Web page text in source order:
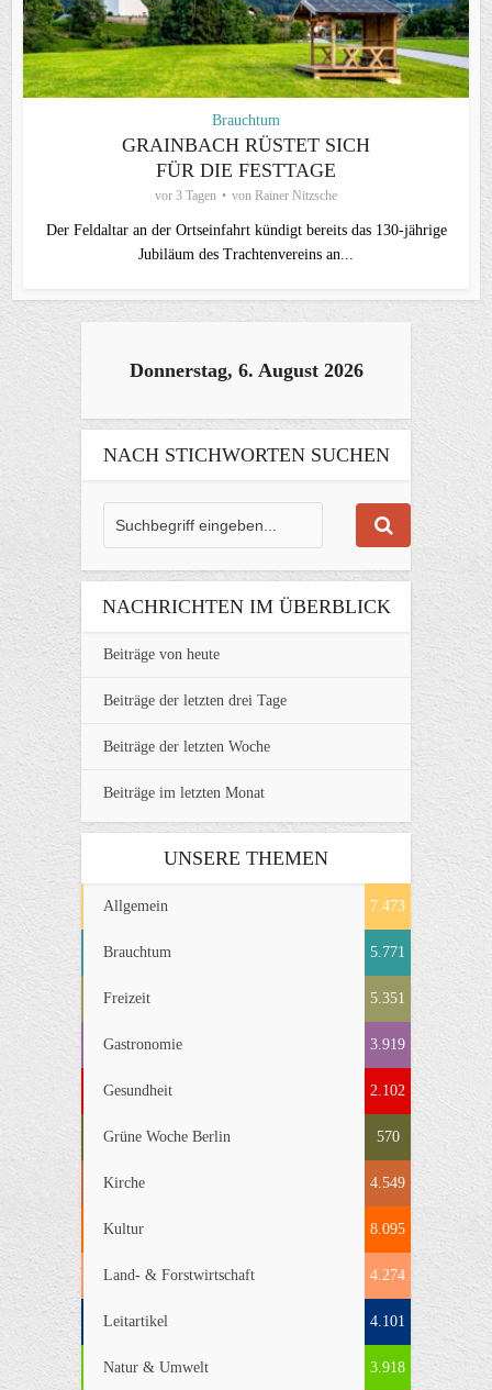
Brauchtum
GRAINBACH RÜSTET SICH
FÜR DIE FESTTAGE
vor 3 Tagen von Rainer Nitzsche
Der Feldaltar an der Ortseinfahrt kündigt bereits das 130-jährige
Jubiläum des Trachtenvereins an...
Donnerstag, 6. August 2026
NACH STICHWORTEN SUCHEN
NACHRICHTEN IM ÜBERBLICK
Beiträge von heute
Beiträge der letzten drei Tage
Beiträge der letzten Woche
Beiträge im letzten Monat
UNSERE THEMEN
Allgemein 7.473
Brauchtum 5.771
Freizeit 5.351
Gastronomie 3.919
Gesundheit 2.102
Grüne Woche Berlin 570
Kirche 4.549
Kultur 8.095
Land- & Forstwirtschaft 4.274
Leitartikel 4.101
Natur & Umwelt 3.918